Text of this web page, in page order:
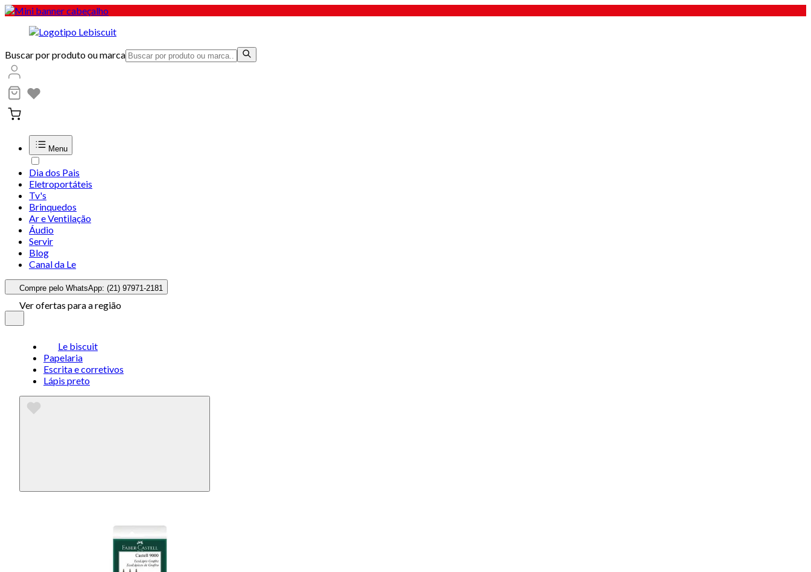
Buscar por produto ou marca
Menu
Dia dos Pais
Eletroportáteis
Tv's
Brinquedos
Ar e Ventilação
Áudio
Servir
Blog
Canal da Le
Compre pelo WhatsApp: (21) 97971-2181
Ver ofertas para a região
Le biscuit
Papelaria
Escrita e corretivos
Lápis preto